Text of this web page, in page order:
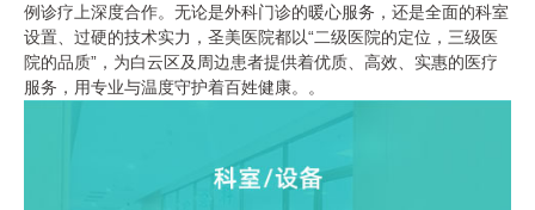
例诊疗上深度合作。无论是外科门诊的暖心服务，还是全面的科室
设置、过硬的技术实力，圣美医院都以“二级医院的定位，三级医
院的品质”，为白云区及周边患者提供着优质、高效、实惠的医疗
服务，用专业与温度守护着百姓健康。。